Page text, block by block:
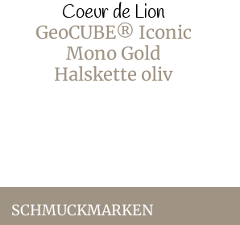
Coeur de Lion
GeoCUBE® Iconic
Mono Gold
Halskette oliv
SCHMUCKMARKEN